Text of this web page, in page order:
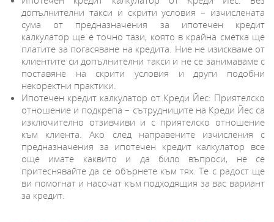
допълнителни такси и скрити условия – изчислената
сума от предназначения за ипотечен кредит
калкулатор ще е точно тази, която в крайна сметка ще
платите за погасяване на кредита. Ние не изискваме от
клиентите си допълнителни такси и не се занимаваме с
поставяне на скрити условия и други подобни
некоректни практики.
Ипотечен кредит калкулатор от Креди Йес: Приятелско
отношение и подкрепа– сътрудниците на Креди Йес са
изключително отзивчиви и с приятелско отношение
към клиента. Ако след направените изчисления с
предназначения за ипотечен кредит калкулатор все
още имате каквито и да било въпроси, не се
притеснявайте да се обърнете към тях. Те с радост ще
ви помогнат и насочат към подходящия за вас вариант
за кредит.